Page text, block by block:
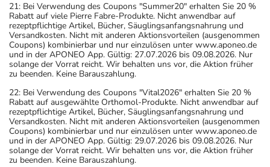
21: Bei Verwendung des Coupons "Summer20" erhalten Sie 20 %
Rabatt auf viele Pierre Fabre-Produkte. Nicht anwendbar auf
rezeptpflichtige Artikel, Bücher, Säuglingsanfangsnahrung und
Versandkosten. Nicht mit anderen Aktionsvorteilen (ausgenommen
Coupons) kombinierbar und nur einzulösen unter www.aponeo.de
und in der APONEO App. Gültig: 27.07.2026 bis 09.08.2026. Nur
solange der Vorrat reicht. Wir behalten uns vor, die Aktion früher
zu beenden. Keine Barauszahlung.
22: Bei Verwendung des Coupons "Vital2026" erhalten Sie 20 %
Rabatt auf ausgewählte Orthomol-Produkte. Nicht anwendbar auf
rezeptpflichtige Artikel, Bücher, Säuglingsanfangsnahrung und
Versandkosten. Nicht mit anderen Aktionsvorteilen (ausgenommen
Coupons) kombinierbar und nur einzulösen unter www.aponeo.de
und in der APONEO App. Gültig: 29.07.2026 bis 09.08.2026. Nur
solange der Vorrat reicht. Wir behalten uns vor, die Aktion früher
zu beenden. Keine Barauszahlung.